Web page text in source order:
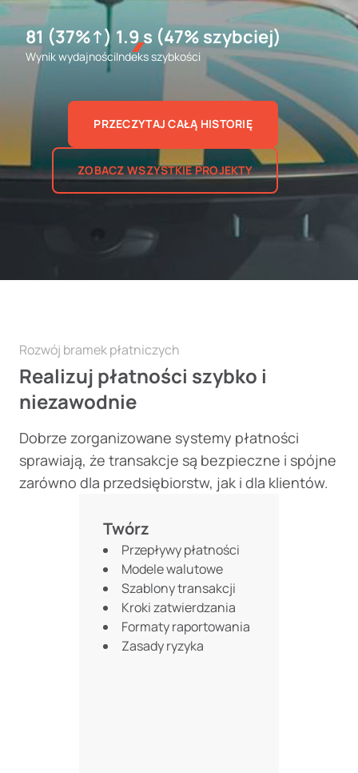
81 (37%↑)
Wynik wydajności
1.9 s (47% szybciej)
Indeks szybkości
PRZECZYTAJ CAŁĄ HISTORIĘ
ZOBACZ WSZYSTKIE PROJEKTY
Rozwój bramek płatniczych
Realizuj płatności szybko i
niezawodnie
Dobrze zorganizowane systemy płatności
sprawiają, że transakcje są bezpieczne i spójne
zarówno dla przedsiębiorstw, jak i dla klientów.
Twórz
Przepływy płatności
Modele walutowe
Szablony transakcji
Kroki zatwierdzania
Formaty raportowania
Zasady ryzyka